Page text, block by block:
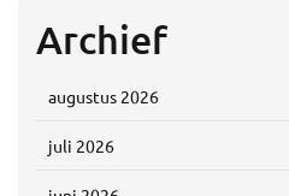
Archief
augustus 2026
juli 2026